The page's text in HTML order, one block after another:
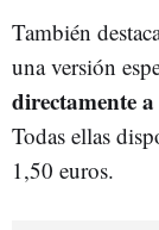
También
una versión
directamente
Todas ellas
1,50 euros.